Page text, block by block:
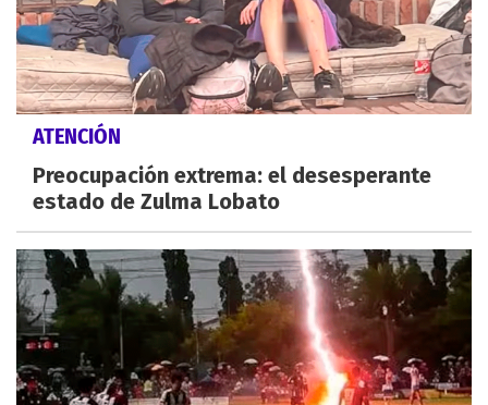
ATENCIÓN
Preocupación extrema: el desesperante
estado de Zulma Lobato